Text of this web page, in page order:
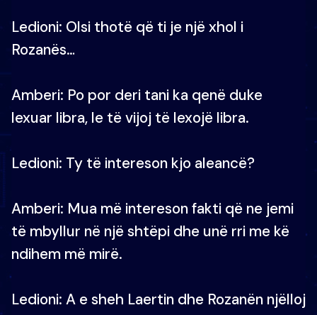
Ledioni: Olsi thotë që ti je një xhol i
Rozanës…
Amberi: Po por deri tani ka qenë duke
lexuar libra, le të vijoj të lexojë libra.
Ledioni: Ty të intereson kjo aleancë?
Amberi: Mua më intereson fakti që ne jemi
të mbyllur në një shtëpi dhe unë rri me kë
ndihem më mirë.
Ledioni: A e sheh Laertin dhe Rozanën njëlloj